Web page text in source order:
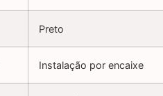
Preto
Instalação por encaixe